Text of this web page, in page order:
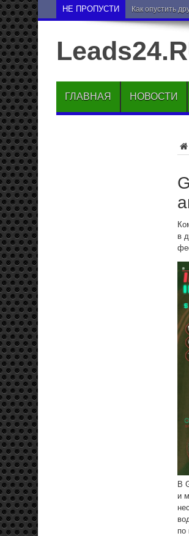
НЕ ПРОПУСТИ Как опустить
ГЛАВНАЯ НОВОСТИ
в
В
и
по